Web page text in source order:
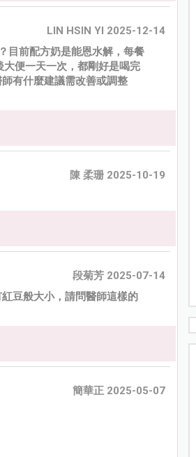
LIN HSIN YI 2025-12-14
目前配方奶是能恩水解，每餐
便一天一次，都剛好是喝完
有什麼建議需改善或調整
陳 柔珊 2025-10-19
段菊芳 2025-07-14
豆般大小，請問醫師這樣的
簡華正 2025-05-07